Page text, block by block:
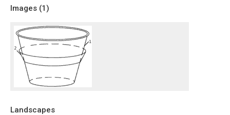
Images (1)
Landscapes